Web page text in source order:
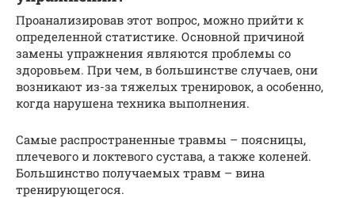
Проанализировав этот вопрос, можно прийти к
определенной статистике. Основной причиной
замены упражнения являются проблемы со
здоровьем. При чем, в большинстве случаев, они
возникают из-за тяжелых тренировок, а особенно,
когда нарушена техника выполнения.
Самые распространенные травмы – поясницы,
плечевого и локтевого сустава, а также коленей.
Большинство получаемых травм – вина
тренирующегося.